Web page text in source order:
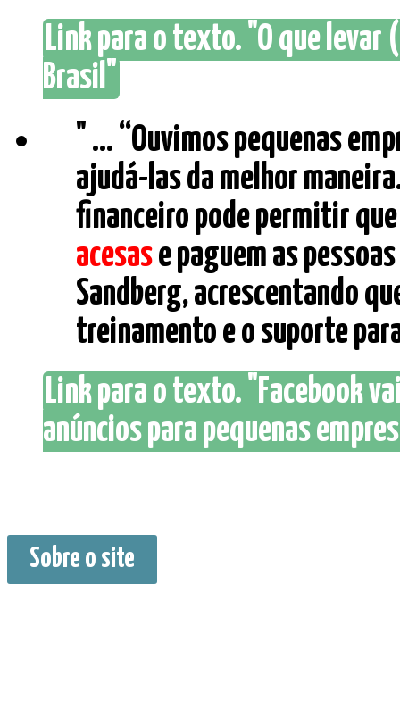
Link para o texto. "O que levar
Brasil"
" ... “Ouvimos pequenas
ajudá-las da melhor
financeiro pode permitir
acesase paguem as
Sandberg, acrescentando
treinamento e o suporte
Link para o texto. "Facebook
anúncios para pequenas
Sobre o site